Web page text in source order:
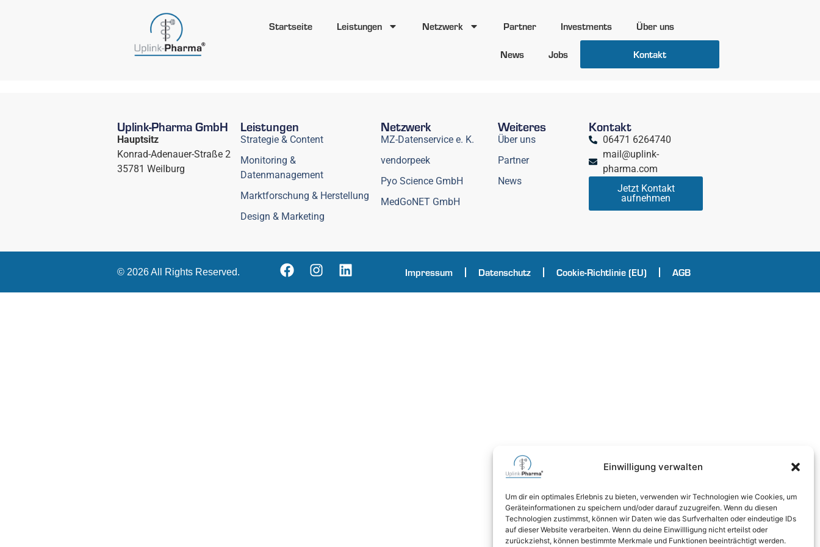
Einwilligung verwalten
Um dir ein optimales Erlebnis zu bieten, verwenden wir Technologien wie Cookies, um
Geräteinformationen zu speichern und/oder darauf zuzugreifen. Wenn du diesen
Technologien zustimmst, können wir Daten wie das Surfverhalten oder eindeutige IDs
auf dieser Website verarbeiten. Wenn du deine Einwillligung nicht erteilst oder
zurückziehst, können bestimmte Merkmale und Funktionen beeinträchtigt werden.
Startseite Leistungen Netzwerk Partner Investments Über uns
News Jobs Kontakt
Uplink-Pharma GmbH
Hauptsitz
Konrad-Adenauer-Straße 2
35781 Weilburg
Leistungen
Strategie & Content
Monitoring &
Datenmanagement
Marktforschung & Herstellung
Design & Marketing
Netzwerk
MZ-Datenservice e. K.
vendorpeek
Pyo Science GmbH
MedGoNET GmbH
Weiteres
Über uns
Partner
News
Kontakt
06471 6264740
mail@uplink-
pharma.com
Jetzt Kontakt
aufnehmen
© 2026 All Rights Reserved. Impressum Datenschutz Cookie-Richtlinie (EU) AGB